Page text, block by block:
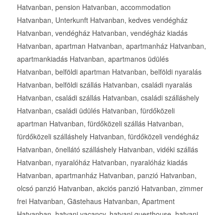
Hatvanban, pension Hatvanban, accommodation
Hatvanban, Unterkunft Hatvanban, kedves vendégház
Hatvanban, vendégház Hatvanban, vendégház kiadás
Hatvanban, apartman Hatvanban, apartmanház Hatvanban,
apartmankiadás Hatvanban, apartmanos üdülés
Hatvanban, belföldi apartman Hatvanban, belföldi nyaralás
Hatvanban, belföldi szállás Hatvanban, családi nyaralás
Hatvanban, családi szállás Hatvanban, családi szálláshely
Hatvanban, családi üdülés Hatvanban, fürdőközeli
apartman Hatvanban, fürdőközeli szállás Hatvanban,
fürdőközeli szálláshely Hatvanban, fürdőközeli vendégház
Hatvanban, önellátó szálláshely Hatvanban, vidéki szállás
Hatvanban, nyaralóház Hatvanban, nyaralóház kiadás
Hatvanban, apartmanház Hatvanban, panzió Hatvanban,
olcsó panzió Hatvanban, akciós panzió Hatvanban, zimmer
frei Hatvanban, Gästehaus Hatvanban, Apartment